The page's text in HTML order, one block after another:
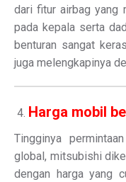
dari fitur airbag yang
pada kepala serta
benturan sangat
juga melengkapinya
Harga mobil
Tingginya
global, mitsubishi
dengan harga yang